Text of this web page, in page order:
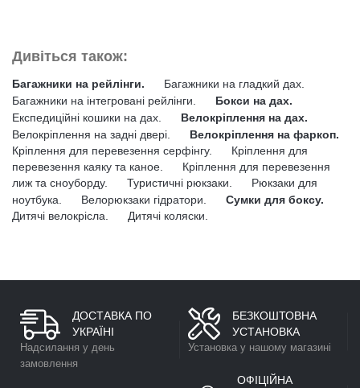
Дивіться також:
Багажники на рейлінги.
Багажники на гладкий дах.
Багажники на інтегровані рейлінги.
Бокси на дах.
Експедиційні кошики на дах.
Велокріплення на дах.
Велокріплення на задні двері.
Велокріплення на фаркоп.
Кріплення для перевезення серфінгу.
Кріплення для
перевезення каяку та каное.
Кріплення для перевезення
лиж та сноуборду.
Туристичні рюкзаки.
Рюкзаки для
ноутбука.
Велорюкзаки гідратори.
Сумки для боксу.
Дитячі велокрісла.
Дитячі коляски.
ДОСТАВКА ПО
УКРАЇНІ
Надсилання у день
замовлення
БЕЗКОШТОВНА
УСТАНОВКА
Установка у нашому магазині
ОФІЦІЙНА